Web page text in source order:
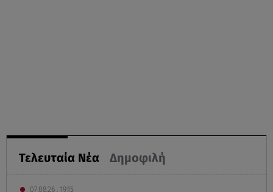
Τελευταία Νέα Δημοφιλή
07.08.26 , 19:15